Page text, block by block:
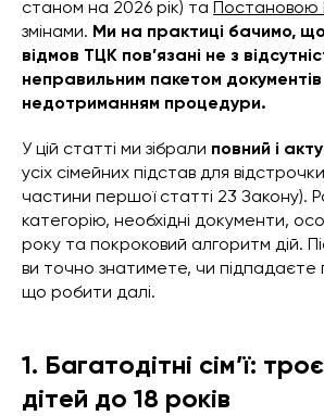
станом на 2026 рік) та
змінами. Ми на практиці бачимо, що
відмов ТЦК пов’язані не з
неправильним пакетом
недотриманням процедури.
У цій статті ми зібрали повний і
усіх сімейних підстав для
частини першої статті 23 Закону).
категорію, необхідні документи,
року та покроковий алгоритм дій.
ви точно знатимете, чи підпадаєте
що робити далі.
1. Багатодітні сім’ї:
дітей до 18 років